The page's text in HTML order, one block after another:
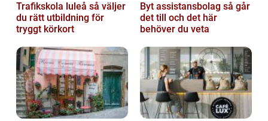
Trafikskola luleå så väljer
du rätt utbildning för
tryggt körkort
Byt assistansbolag så går
det till och det här
behöver du veta